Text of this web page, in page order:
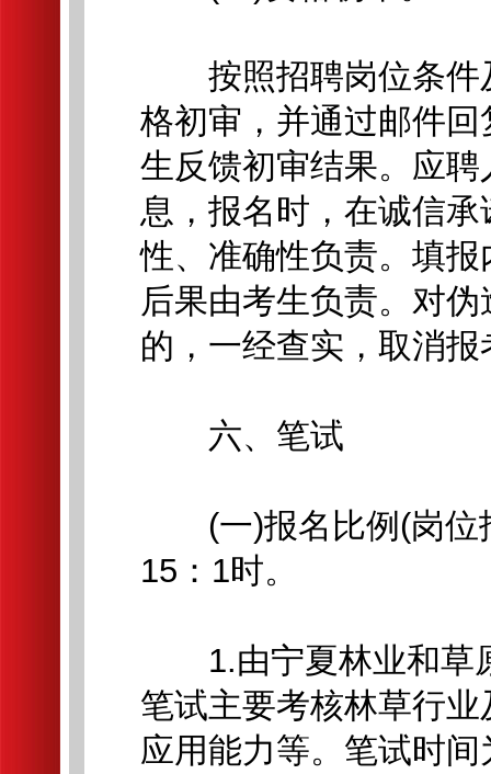
按照招聘岗位条件
格初审，并通过邮件
生反馈初审结果。应
息，报名时，在诚信
性、准确性负责。填
后果由考生负责。对
的，一经查实，取消报
六、笔试
(一)报名比例(岗位
15：1时。
1.由宁夏林业和草
笔试主要考核林草行
应用能力等。笔试时